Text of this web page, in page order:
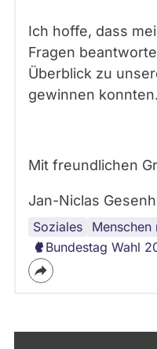
Ich hoffe, dass
Fragen
Überblick zu
gewinnen konnten.
Mit freundlichen
Jan-Niclas
Soziales
Menschen
Bundestag Wahl